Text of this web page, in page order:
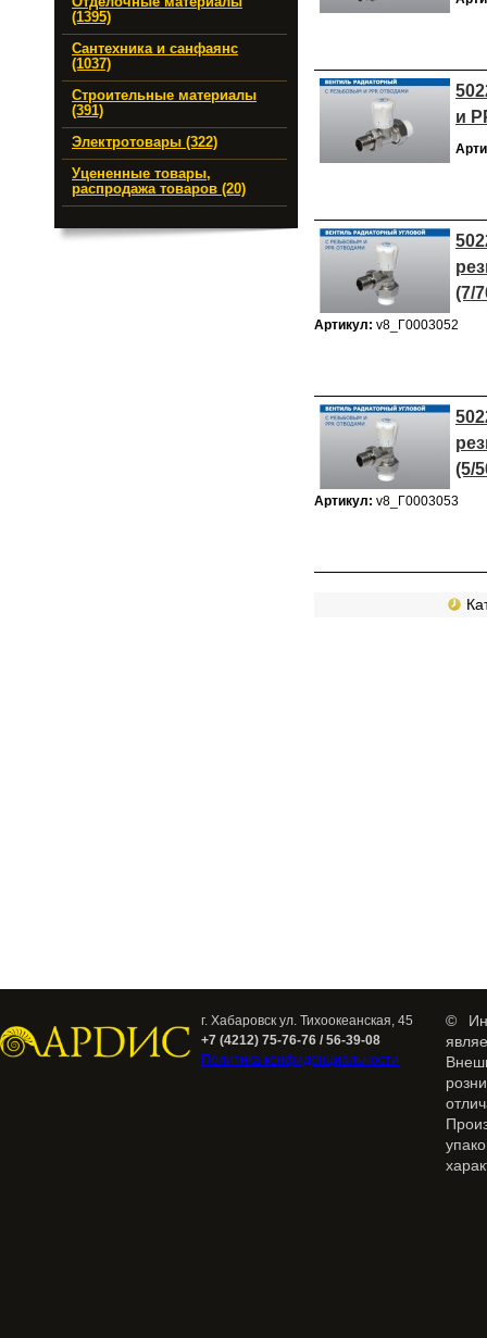
(1395)
Сантехника и санфаянс
(1037)
Строительные материалы
(391)
Электротовары (322)
Уцененные товары,
распродажа товаров (20)
и
(7/
Артикул: v8_Г0003052
(5/
Артикул: v8_Г0003053
г. Хабаровск ул. Тихоокеанская, 45
+7 (4212) 75-76-76 / 56-39-08
Политика конфиденциальности
©